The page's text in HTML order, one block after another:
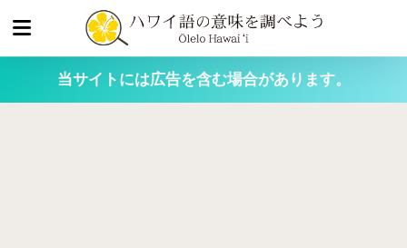
当サイトには広告を含む場合があります。